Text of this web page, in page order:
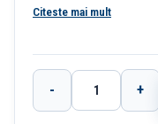
Citeste mai mult
Cantitate
- +